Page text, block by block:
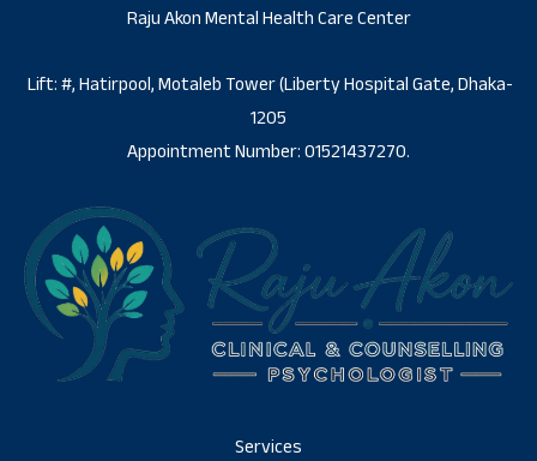
Raju Akon Mental Health Care Center
Lift: #, Hatirpool, Motaleb Tower (Liberty Hospital Gate, Dhaka-
1205
Appointment Number: 01521437270.
Services